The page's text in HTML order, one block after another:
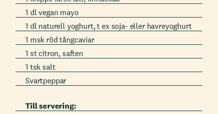
1 dl vegan mayo
1 dl naturell yoghurt, t ex soja- eller havreyoghurt
1 msk röd tångcaviar
1 st citron, saften
1 tsk salt
Svartpeppar
Till servering: